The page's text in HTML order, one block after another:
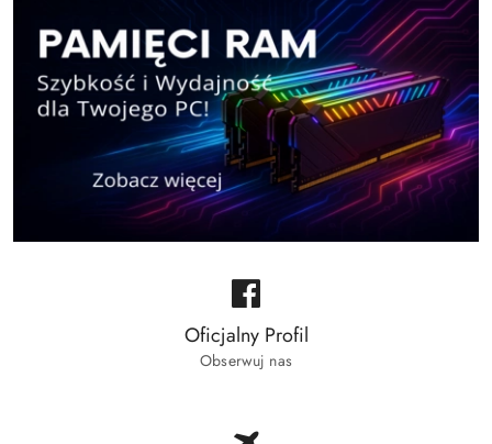
Oficjalny Profil
Obserwuj nas